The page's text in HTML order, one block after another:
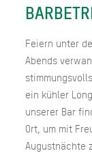
Feiern unter
Abends
ein kühler
unserer Bar
Ort, um mit
Augustnächte